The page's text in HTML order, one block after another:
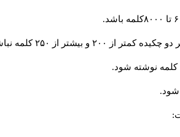
از ۲۵۰ کلمه نباشد.
شود.